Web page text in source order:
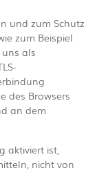
und zum Schutz
zum Beispiel
als
des Browsers
an dem
aktiviert ist,
nicht von